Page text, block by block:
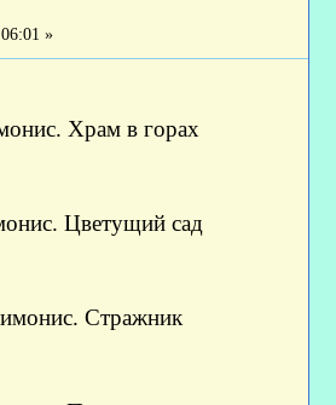
»
Храм в горах
Цветущий сад
Стражник